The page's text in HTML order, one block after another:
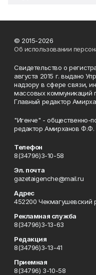
© 2015-2026
Об использовании
Свидетельство о
августа 2015 г. выдано
надзору в сфере связи,
массовых коммуникаций
Главный редактор
"Игенче" - общественно-
редактор Амирханов Ф.Ф.
Телефон
8(34796)3-10-58
Эл. почта
gazetaigenche@mail.ru
Адрес
452200 Чекмагушевский
Рекламная служба
8(34796)3-13-63
Редакция
8(34796)3-13-41
Приемная
8(34796) 3-10-58